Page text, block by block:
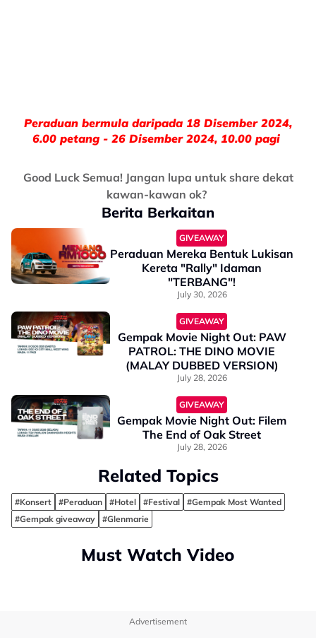
Peraduan bermula daripada 18 Disember 2024,
6.00 petang - 26 Disember 2024, 10.00 pagi
Good Luck Semua! Jangan lupa untuk share dekat
kawan-kawan ok?
Berita Berkaitan
GIVEAWAY
Peraduan Mereka Bentuk Lukisan
Kereta "Rally" Idaman
"TERBANG"!
July 30, 2026
GIVEAWAY
Gempak Movie Night Out: PAW
PATROL: THE DINO MOVIE
(MALAY DUBBED VERSION)
July 28, 2026
GIVEAWAY
Gempak Movie Night Out: Filem
The End of Oak Street
July 28, 2026
Related Topics
#Konsert #Peraduan #Hotel #Festival
#Gempak Most Wanted
#Gempak giveaway
#Glenmarie
Must Watch Video
Advertisement